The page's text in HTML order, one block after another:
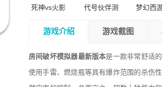
死神vs火影
代号伙伴测
梦幻西
游戏介绍 游戏截图
房间破坏模拟器最新版本是一款非常舒适
使用手雷、燃烧瓶等具有爆炸范围的杀伤